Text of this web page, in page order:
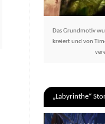
Das Grundmotiv
kreiert und von
„Labyrinthe“